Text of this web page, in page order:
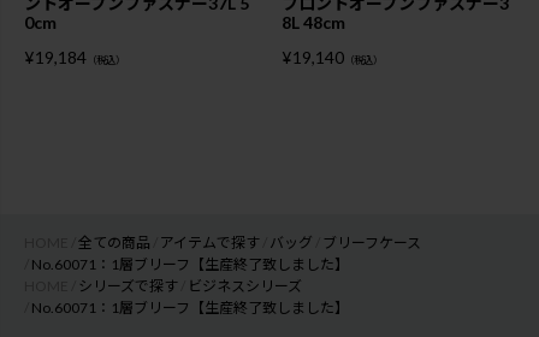
0cm
¥19,184 （税込）
8L 48cm
¥19,140 （税込）
全ての商品 アイテムで探す バッグ
ブリーフケース
No.60071：1層ブリーフ【生産終了致しました】
シリーズで探す
ビジネスシリーズ
No.60071：1層ブリーフ【生産終了致しました】